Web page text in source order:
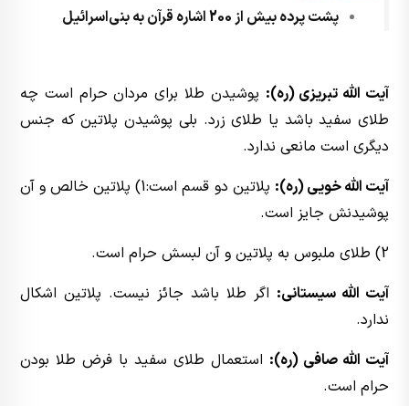
پشت پرده بیش از 200 اشاره قرآن به بنی‌اسرائیل
آیت الله تبریزی (ره): پوشیدن طلا برای مردان حرام است چه
طلای سفید باشد یا طلای زرد. بلی پوشیدن پلاتین که جنس
دیگری است مانعی ندارد.
آیت الله خویی (ره):
پلاتین دو قسم است:‌1) پلاتین خالص و آن
پوشیدنش جایز است.
2) طلای ملبوس به پلاتین و آن لبسش حرام است.
آیت الله سیستانی: اگر طلا باشد جائز نیست. پلاتین اشکال
ندارد.
آیت الله صافی (ره): استعمال طلای سفید با فرض طلا بودن
حرام است.